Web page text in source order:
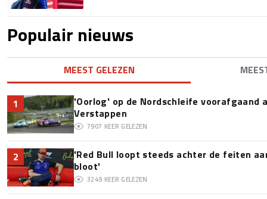
Populair nieuws
MEEST GELEZEN
1
'Oorlog' op de Nordschleife voorafgaand
Verstappen
7907 KEER GELEZEN
2
'Red Bull loopt steeds achter de feiten
bloot'
3249 KEER GELEZEN